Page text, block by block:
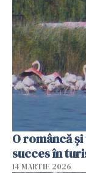
O româncă
succes în
14 MARTIE 2026